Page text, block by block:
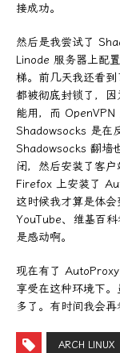
接成功。
然后是我尝试了
Linode 服务器上配
梯。前几天我还看
都被彻底封锁了，
能用，而 OpenVPN
Shadowsocks 是在
Shadowsocks 翻墙
闭，然后安装了客
Firefox 上安装了
这时候我才算是体
YouTube、维基百
是感动啊。
现在有了
享受在这种环境下
多了。有时间我会再
ARCH LINUX